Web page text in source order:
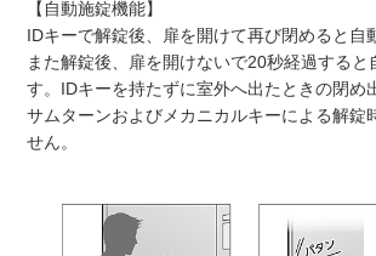
【自動施錠機能】
IDキーで解錠後、扉を開けて再び閉めると自
また解錠後、扉を開けないで20秒経過すると
す。IDキーを持たずに室外へ出たときの閉め
サムターンおよびメカニカルキーによる解錠
せん。